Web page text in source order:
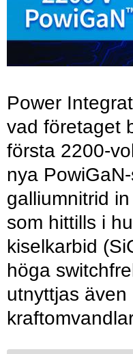
Power
vad företaget
första 2200-
nya
galliumnitrid
som hittills i
kiselkarbid
höga
utnyttjas